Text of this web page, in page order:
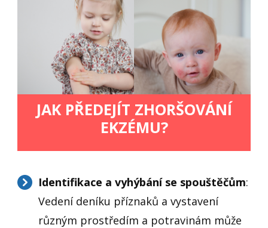
JAK PŘEDEJÍT ZHORŠOVÁNÍ
EKZÉMU?
Identifikace a vyhýbání se spouštěčům:
Vedení deníku příznaků a vystavení
různým prostředím a potravinám může